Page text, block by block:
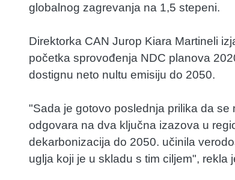
globalnog zagrevanja na 1,5 stepeni.
Direktorka CAN Jurop Kiara Martineli
početka sprovođenja NDC planova
dostignu neto nultu emisiju do 2050.
"Sada je gotovo poslednja prilika da
odgovara na dva ključna izazova u
dekarbonizacija do 2050. učinila
uglja koji je u skladu s tim ciljem", rekla